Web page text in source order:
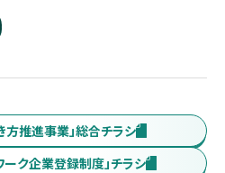
方推進事業」総合チラシ
ーク企業登録制度」チラシ